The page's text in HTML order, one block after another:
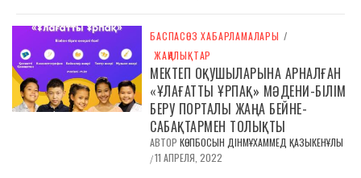
БАСПАСӨЗ ХАБАРЛАМАЛАРЫ /
ЖАҢАЛЫҚТАР
МЕКТЕП ОҚУШЫЛАРЫНА АРНАЛҒАН
«ҰЛАҒАТТЫ ҰРПАҚ» МӘДЕНИ-БІЛІМ
БЕРУ ПОРТАЛЫ ЖАҢА БЕЙНЕ-
САБАҚТАРМЕН ТОЛЫҚТЫ
АВТОР КӨПБОСЫН ДІНМҰХАММЕД ҚАЗЫКЕНҰЛЫ
/11 АПРЕЛЯ, 2022